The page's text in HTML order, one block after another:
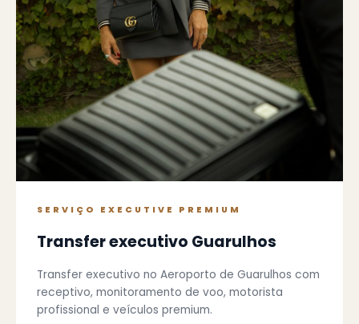
SERVIÇO EXECUTIVE PREMIUM
Transfer executivo Guarulhos
Transfer executivo no Aeroporto de Guarulhos com
receptivo, monitoramento de voo, motorista
profissional e veículos premium.